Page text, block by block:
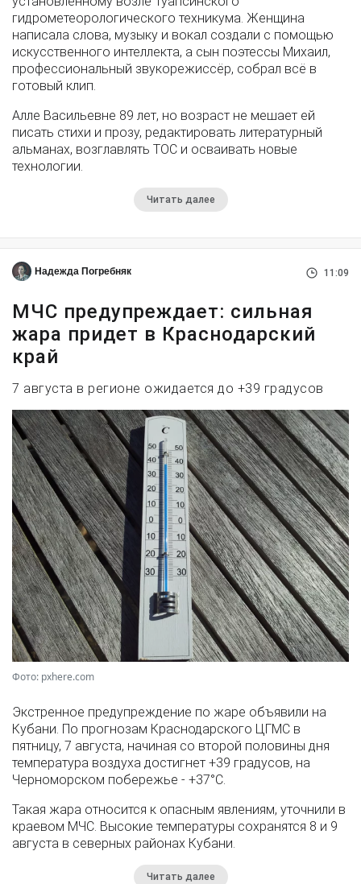
гидрометеорологического техникума. Женщина
написала слова, музыку и вокал создали с помощью
искусственного интеллекта, а сын поэтессы Михаил,
профессиональный звукорежиссёр, собрал всё в
готовый клип.
Алле Васильевне 89 лет, но возраст не мешает ей
писать стихи и прозу, редактировать литературный
альманах, возглавлять ТОС и осваивать новые
технологии.
Читать далее
Надежда Погребняк 11:09
МЧС предупреждает: сильная
жара придет в Краснодарский
край
7 августа в регионе ожидается до +39 градусов
Фото: pxhere.com
Экстренное предупреждение по жаре объявили на
Кубани. По прогнозам Краснодарского ЦГМС в
пятницу, 7 августа, начиная со второй половины дня
температура воздуха достигнет +39 градусов, на
Черноморском побережье - +37°­С.
Такая жара относится к опасным явлениям, уточнили в
краевом МЧС. Высокие температуры сохранятся 8 и 9
августа в северных районах Кубани.
Читать далее